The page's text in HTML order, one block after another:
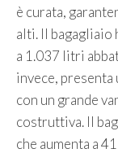
è curata,
alti. Il bagagliaio
a 1.037 litri
invece, presenta
con un grande
costruttiva. Il
che aumenta a